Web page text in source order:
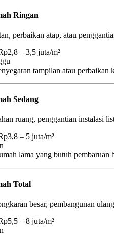
Ringan
perbaikan atap, atau
– 3,5 juta/m²
tampilan atau perbaikan
Sedang
ruang, penggantian instalasi
– 5 juta/m²
lama yang butuh pembaruan
Total
besar, pembangunan
– 8 juta/m²